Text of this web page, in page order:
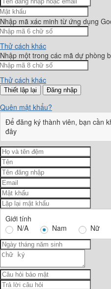
Nhập mã xác minh từ ứng dụng
Thử cách khác
Nhập một trong các mã dự phòng
Thử cách khác
Đăng nhập
Quên mật khẩu?
Để đăng ký thành viên, bạn cần
đây
Giới tính
N/A
Nam Nữ